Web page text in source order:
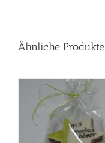
Ähnliche Produkte